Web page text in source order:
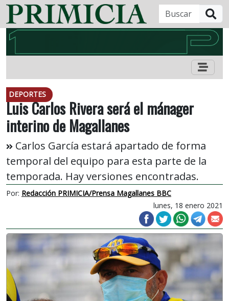
DEPORTES
Luis Carlos Rivera será el mánager
interino de Magallanes
Carlos García estará apartado de forma
temporal del equipo para esta parte de la
temporada. Hay versiones encontradas.
Por: Redacción PRIMICIA/Prensa Magallanes BBC
lunes, 18 enero 2021